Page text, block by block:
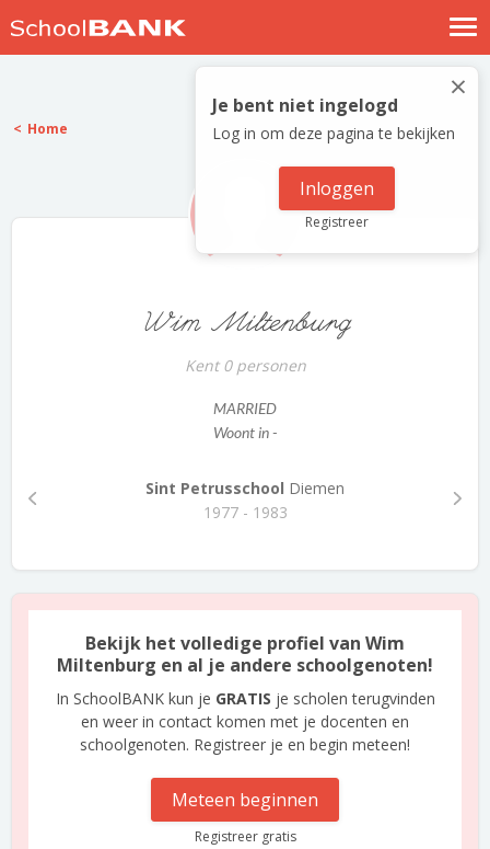
Nostalgische verhalen
Log in
Meld je gratis aan
×
Je bent niet ingelogd
Log in om deze pagina te bekijken
Inloggen
Registreer
Home
Wim Miltenburg
Kent 0 personen
MARRIED
Woont in -
Sint Petrusschool Diemen
1977 - 1983
Bekijk het volledige profiel van Wim
Miltenburg en al je andere schoolgenoten!
In SchoolBANK kun je GRATIS je scholen terugvinden
en weer in contact komen met je docenten en
schoolgenoten. Registreer je en begin meteen!
Meteen beginnen
Registreer gratis